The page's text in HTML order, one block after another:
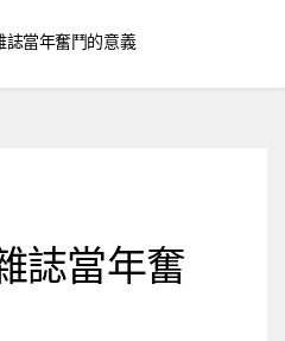
誌當年奮鬥的意義
誌當年奮